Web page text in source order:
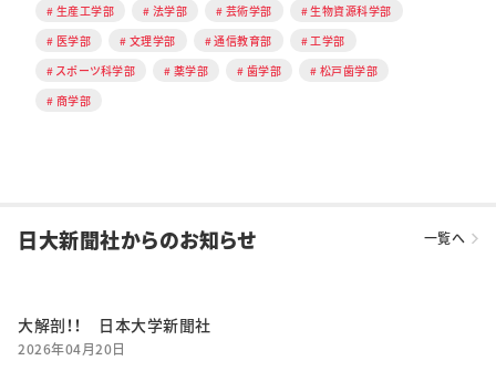
生産工学部
法学部 芸術学部
生物資源科学部
医学部
文理学部 通信教育部
工学部
スポーツ科学部
薬学部 歯学部
松戸歯学部
商学部
日大新聞社からのお知らせ 一覧へ
大解剖！！ 日本大学新聞社
2026年04月20日